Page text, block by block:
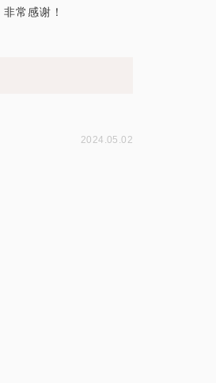
常感谢！
2024.05.02